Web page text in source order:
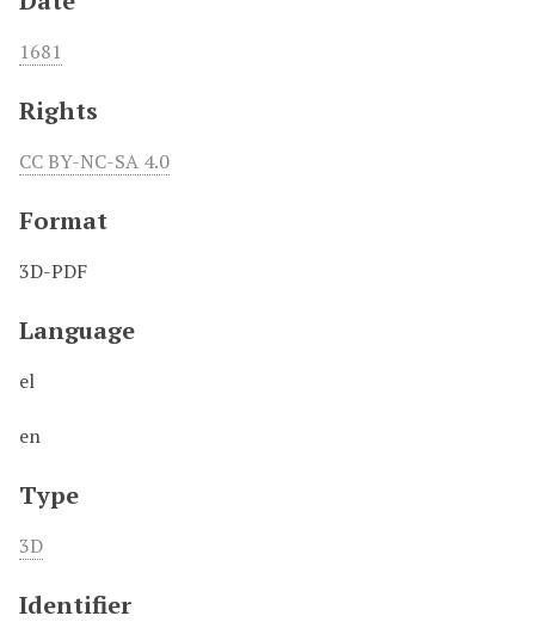
1681
Rights
CC BY-NC-SA 4.0
Format
3D-PDF
Language
el
en
Type
3D
Identifier